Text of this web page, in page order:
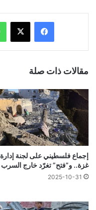
فيسبوك ‫X
مقالات ذات صلة
إجماع فلسطيني على لجنة إدارة
غزة.. و”فتح” تغرّد خارج السرب
2025-10-31